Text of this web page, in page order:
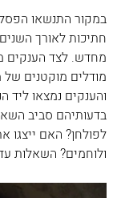
חתיכות לאורך
מחדש. לצד הענקים
מודלים מוקטנים של
והענקים נמצאו ליד
בדעותיהם סביב
לפולחן? האם ייצגו
ולוחמים? השאלות